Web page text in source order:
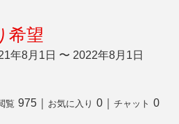
希望
年8月1日 〜 2022年8月1日
覧 975 お気に入り 0 チャット 0